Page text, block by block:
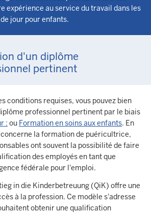
expérience au service du travail dans les
jour pour enfants.
d'un diplôme
pertinent
conditions requises, vous pouvez bien
professionnel pertinent par le biais
: ou Formation en soins aux enfants. En
la formation de puéricultrice,
ont souvent la possibilité de faire
des employés en tant que
fédérale pour l'emploi.
in die Kinderbetreuung (QiK) offre une
à la profession. Ce modèle s'adresse
obtenir une qualification